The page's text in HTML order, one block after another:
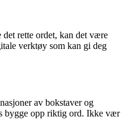
rette ordet, kan det være
verktøy som kan gi deg
av bokstaver og
bygge opp riktig ord. Ikke vær